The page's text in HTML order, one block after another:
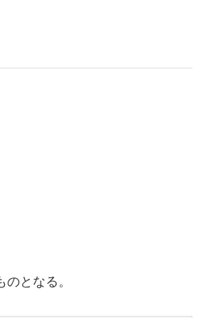
となる。